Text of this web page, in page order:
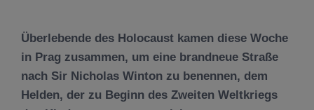
Überlebende des Holocaust kamen diese Woche
in Prag zusammen, um eine brandneue Straße
nach Sir Nicholas Winton zu benennen, dem
Helden, der zu Beginn des Zweiten Weltkriegs